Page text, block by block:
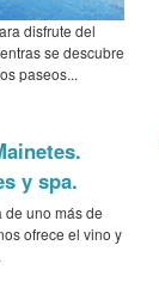
disfrute del
se descubre
paseos...
y spa.
de uno más de
ofrece el vino y